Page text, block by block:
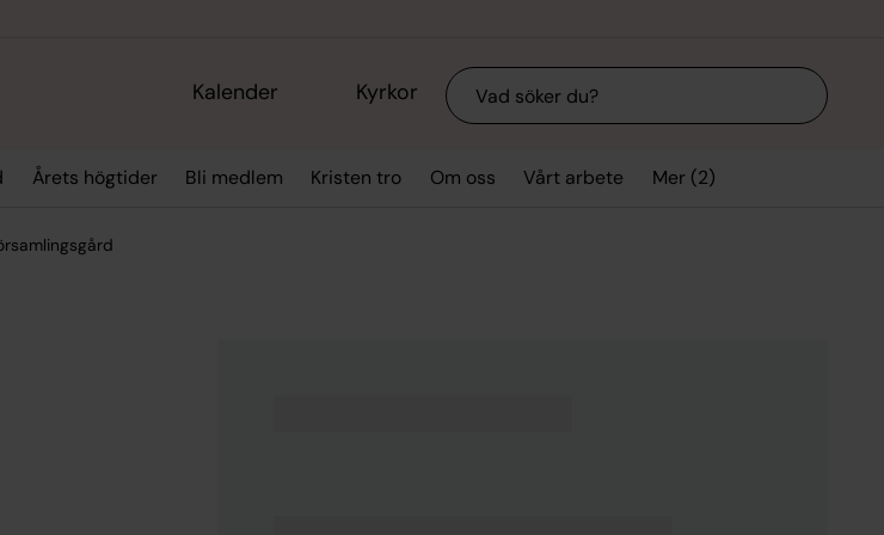
Kalender Kyrkor Sök
Årets högtider Bli medlem Kristen tro Om oss Vårt arbete Mer (2)